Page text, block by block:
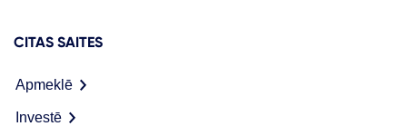
CITAS SAITES
Apmeklē
Investē